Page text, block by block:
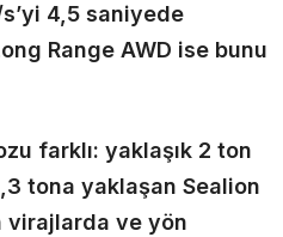
4,5 saniyede
Range AWD ise bunu
farklı: yaklaşık 2 ton
tona yaklaşan Sealion
virajlarda ve yön